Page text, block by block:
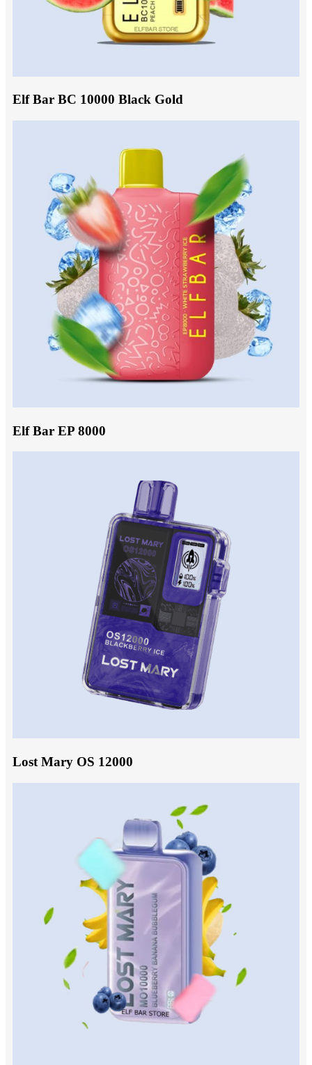
Elf Bar BC 10000 Black Gold
Elf Bar EP 8000
Lost Mary OS 12000